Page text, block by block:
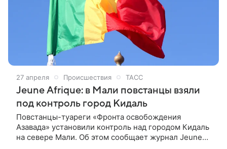
27 апреля Происшествия ТАСС
Jeune Afrique: в Мали повстанцы взяли
под контроль город Кидаль
Повстанцы-туареги «Фронта освобождения
Азавада» установили контроль над городом Кидаль
на севере Мали. Об этом сообщает журнал Jeune